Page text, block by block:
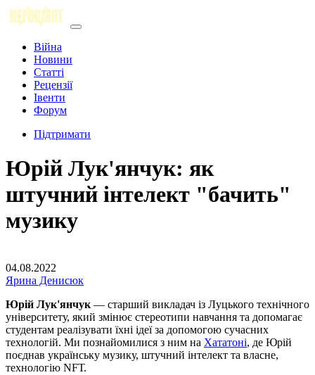
Війна
Новини
Статті
Рецензії
Івенти
Форум
Підтримати
Юрій Лук'янчук: як
штучний інтелект "бачить"
музику
04.08.2022
Ярина Денисюк
Юрій Лук'янчук — старший викладач із Луцького технічного
університету, який змінює стереотипи навчання та допомагає
студентам реалізувати їхні ідеї за допомогою сучасних
технологій. Ми познайомилися з ним на Хататоні, де Юрій
поєднав українську музику, штучний інтелект та власне,
технологію NFТ.